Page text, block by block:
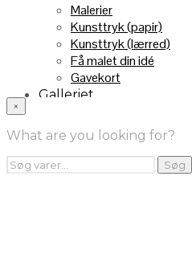
Malerier
Kunsttryk (papir)
Kunsttryk (lærred)
Få malet din idé
Gavekort
Galleriet
Handelsebetingelser
Returnering
FRA TV
Videoklip fra TV2
×
What are you looking for?
Søg
efter:
Søg